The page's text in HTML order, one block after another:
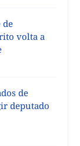
de
volta a
de
deputado